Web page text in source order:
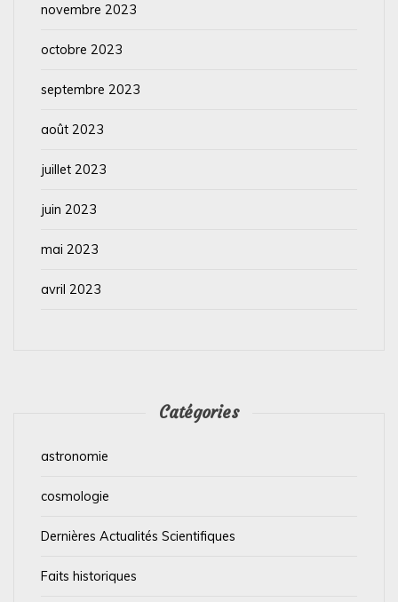
novembre 2023
octobre 2023
septembre 2023
août 2023
juillet 2023
juin 2023
mai 2023
avril 2023
Catégories
astronomie
cosmologie
Dernières Actualités Scientifiques
Faits historiques